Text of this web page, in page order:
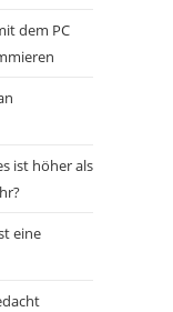
dem PC
ist höher als
eine